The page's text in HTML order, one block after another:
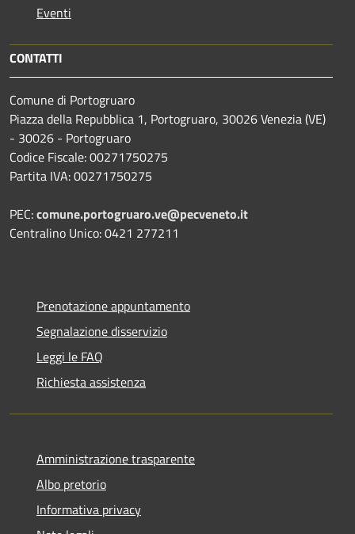
Eventi
CONTATTI
Comune di Portogruaro
Piazza della Repubblica 1, Portogruaro, 30026 Venezia (VE)
- 30026 - Portogruaro
Codice Fiscale: 00271750275
Partita IVA: 00271750275
PEC:comune.portogruaro.ve@pecveneto.it
Centralino Unico: 0421 277211
Prenotazione appuntamento
Segnalazione disservizio
Leggi le FAQ
Richiesta assistenza
Amministrazione trasparente
Albo pretorio
Informativa privacy